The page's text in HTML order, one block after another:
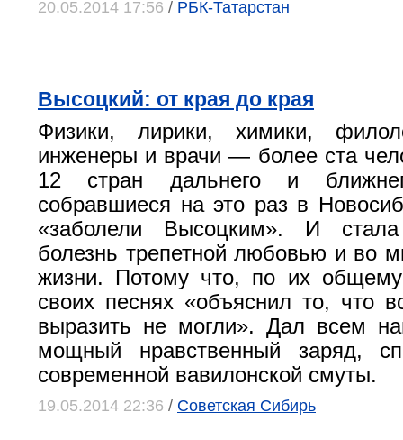
20.05.2014 17:56 / РБК-Татарстан
Высоцкий: от края до края
Физики, лирики, химики,
инженеры и врачи — более ста
12 стран дальнего и
собравшиеся на это раз в
«заболели Высоцким». И
болезнь трепетной любовью и во
жизни. Потому что, по их
своих песнях «объяснил то, что
выразить не могли». Дал всем
мощный нравственный заряд,
современной вавилонской смуты.
19.05.2014 22:36 / Советская Сибирь